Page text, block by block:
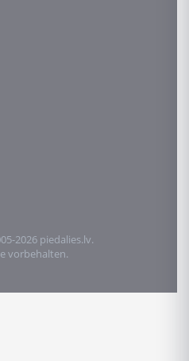
2026 piedalies.lv.
vorbehalten.